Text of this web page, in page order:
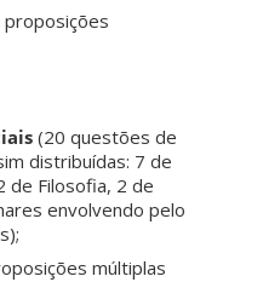
(20 questões de
distribuídas: 7 de
de Filosofia, 2 de
envolvendo pelo
múltiplas